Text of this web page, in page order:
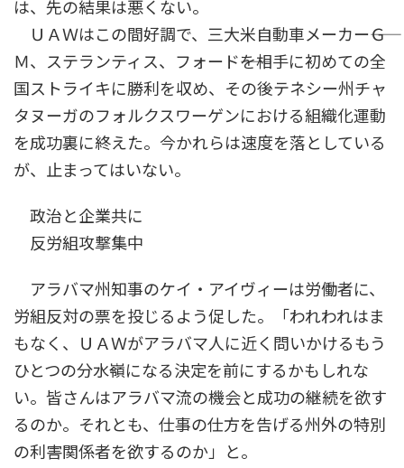
は、先の結果は悪くない。
ＵＡＷはこの間好調で、三大米自動車メーカー――Ｇ
Ｍ、ステランティス、フォード――を相手に初めての全
国ストライキに勝利を収め、その後テネシー州チャ
タヌーガのフォルクスワーゲンにおける組織化運動
を成功裏に終えた。今かれらは速度を落としている
が、止まってはいない。
政治と企業共に
反労組攻撃集中
アラバマ州知事のケイ・アイヴィーは労働者に、
労組反対の票を投じるよう促した。「われわれはま
もなく、ＵＡＷがアラバマ人に近く問いかけるもう
ひとつの分水嶺になる決定を前にするかもしれな
い。皆さんはアラバマ流の機会と成功の継続を欲す
るのか。それとも、仕事の仕方を告げる州外の特別
の利害関係者を欲するのか」と。